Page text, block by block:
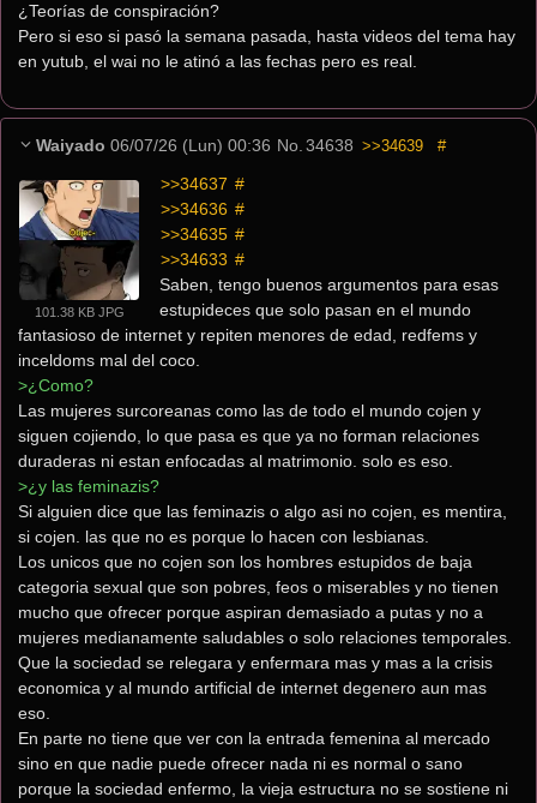
¿Teorías de conspiración?
Pero si eso si pasó la semana pasada, hasta videos del tema hay
en yutub, el wai no le atinó a las fechas pero es real.
Waiyado 06/07/26 (Lun) 00:36 No. 34638 >>34639 #
101.38 KB JPG
>>34637 #
>>34636 #
>>34635 #
>>34633 #
Saben, tengo buenos argumentos para esas
estupideces que solo pasan en el mundo
fantasioso de internet y repiten menores de edad, redfems y
inceldoms mal del coco.
>¿Como?
Las mujeres surcoreanas como las de todo el mundo cojen y
siguen cojiendo, lo que pasa es que ya no forman relaciones
duraderas ni estan enfocadas al matrimonio. solo es eso.
>¿y las feminazis?
Si alguien dice que las feminazis o algo asi no cojen, es mentira,
si cojen. las que no es porque lo hacen con lesbianas.
Los unicos que no cojen son los hombres estupidos de baja
categoria sexual que son pobres, feos o miserables y no tienen
mucho que ofrecer porque aspiran demasiado a putas y no a
mujeres medianamente saludables o solo relaciones temporales.
Que la sociedad se relegara y enfermara mas y mas a la crisis
economica y al mundo artificial de internet degenero aun mas
eso.
En parte no tiene que ver con la entrada femenina al mercado
sino en que nadie puede ofrecer nada ni es normal o sano
porque la sociedad enfermo, la vieja estructura no se sostiene ni